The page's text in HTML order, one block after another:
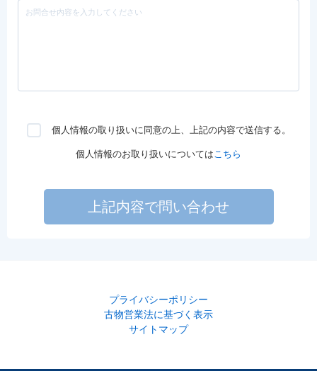
個人情報の取り扱いに同意の上、上記の内容で送信する。
個人情報のお取り扱いについてはこちら
上記内容で問い合わせ
プライバシーポリシー
古物営業法に基づく表示
サイトマップ